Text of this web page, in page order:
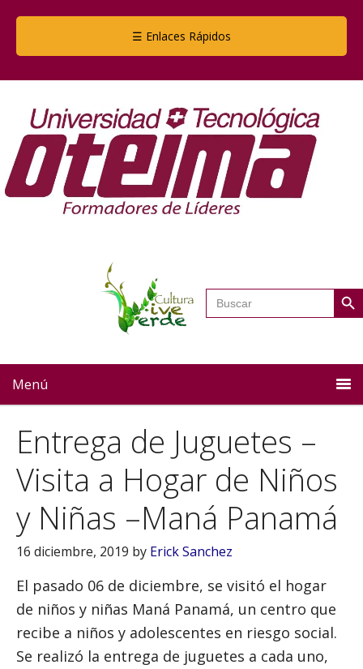
☰ Enlaces Rápidos
Buscar: Botón
Menú
Entrega de Juguetes –
Visita a Hogar de Niños
y Niñas –Maná Panamá
16 diciembre, 2019 by Erick Sanchez
El pasado 06 de diciembre, se visitó el hogar
de niños y niñas Maná Panamá, un centro que
recibe a niños y adolescentes en riesgo social.
Se realizó la entrega de juguetes a cada uno,